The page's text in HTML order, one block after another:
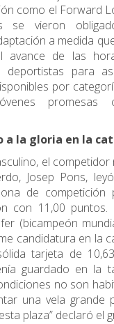
como el Forward
se vieron
a medida
avance de las
deportistas para
por
promesas
a la gloria en la
el
Josep Pons,
de competición
con 11,00
(bicampeón
candidatura en la
tarjeta de
guardado en la
no son
una vela grande
plaza” declaró el